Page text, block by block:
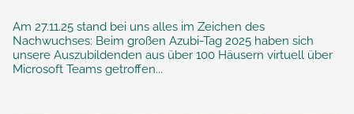
Am 27.11.25 stand bei uns alles im Zeichen des
Nachwuchses: Beim großen Azubi-Tag 2025 haben sich
unsere Auszubildenden aus über 100 Häusern virtuell über
Microsoft Teams getroffen...